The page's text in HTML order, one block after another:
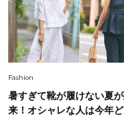
Fashion
白黒で
ップス×
Fashion
Fashion
暑すぎて靴が履けない夏
来！オシャレな人は今年